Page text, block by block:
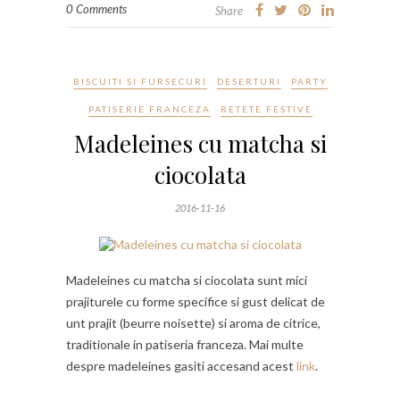
0 Comments Share
BISCUITI SI FURSECURI DESERTURI PARTY
PATISERIE FRANCEZA RETETE FESTIVE
Madeleines cu matcha si
ciocolata
2016-11-16
Madeleines cu matcha si ciocolata sunt mici
prajiturele cu forme specifice si gust delicat de
unt prajit (beurre noisette) si aroma de citrice,
traditionale in patiseria franceza. Mai multe
despre madeleines gasiti accesand acest link.